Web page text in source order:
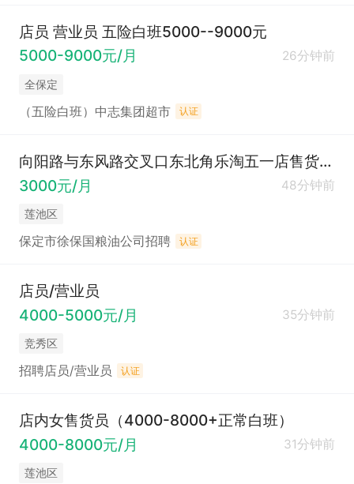
店员 营业员 五险白班5000--9000元
5000-9000元/月
26分钟前
全保定
（五险白班）中志集团超市 认证
向阳路与东风路交叉口东北角乐淘五一店售货员（10元／小时）
3000元/月
48分钟前
莲池区
保定市徐保国粮油公司招聘 认证
店员/营业员
4000-5000元/月
35分钟前
竞秀区
招聘店员/营业员 认证
店内女售货员（4000-8000+正常白班）
4000-8000元/月
31分钟前
莲池区